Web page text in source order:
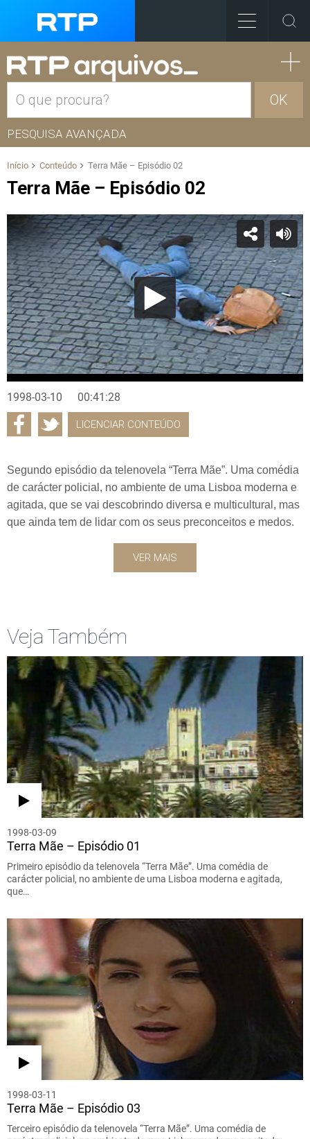
OK
PESQUISA AVANÇADA
Início Conteúdo Terra Mãe – Episódio 02
Terra Mãe – Episódio 02
1998-03-10 00:41:28
LICENCIAR CONTEÚDO
Segundo episódio da telenovela “Terra Mãe”. Uma comédia
de carácter policial, no ambiente de uma Lisboa moderna e
agitada, que se vai descobrindo diversa e multicultural, mas
que ainda tem de lidar com os seus preconceitos e medos.
VER MAIS
Veja Também
1998-03-09
Terra Mãe – Episódio 01
Primeiro episódio da telenovela “Terra Mãe”. Uma comédia de
carácter policial, no ambiente de uma Lisboa moderna e agitada,
que…
1998-03-11
Terra Mãe – Episódio 03
Terceiro episódio da telenovela “Terra Mãe”. Uma comédia de